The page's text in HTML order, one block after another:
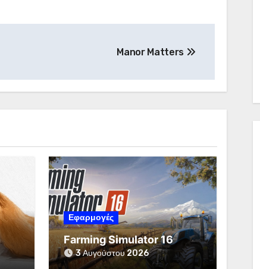
Manor Matters
Εφαρμογές
Farming Simulator 16
3 Αυγούστου 2026